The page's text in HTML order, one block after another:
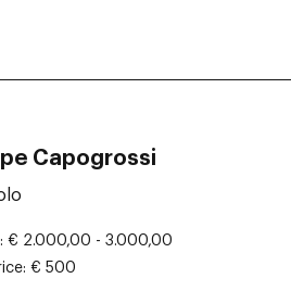
Capogrossi
€ 2.000,00 - 3.000,00
€ 500